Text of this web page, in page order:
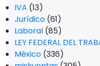
IVA (13)
Jurídico (61)
Laboral (85)
LEY FEDERAL DEL
México (336)